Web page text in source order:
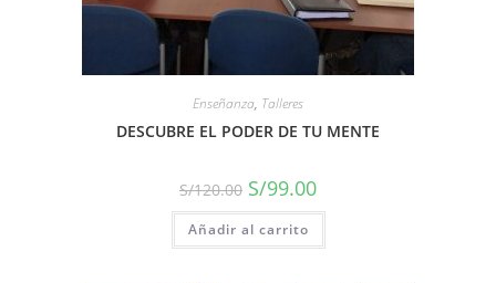
Enseñanza, Talleres
DESCUBRE EL PODER DE TU MENTE
S/120.00 S/99.00
Añadir al carrito